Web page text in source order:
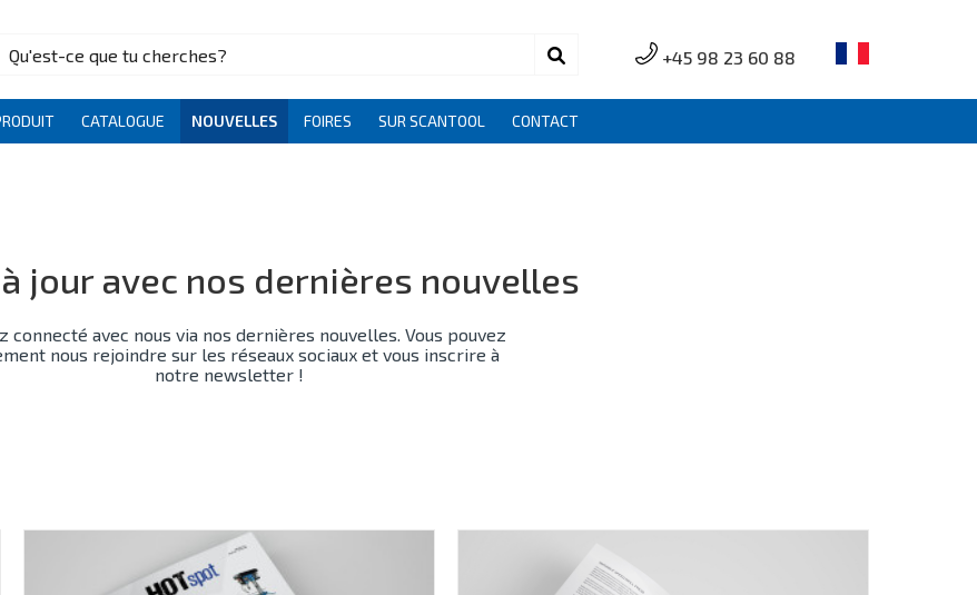
+45 98 23 60 88
CATALOGUE NOUVELLES FOIRES SUR SCANTOOL CONTACT
jour avec nos dernières nouvelles
connecté avec nous via nos dernières nouvelles. Vous pouvez
nous rejoindre sur les réseaux sociaux et vous inscrire à
notre newsletter !